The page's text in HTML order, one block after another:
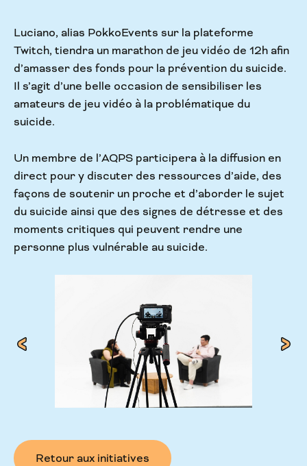
Luciano, alias PokkoEvents sur la plateforme
Twitch, tiendra un marathon de jeu vidéo de 12h afin
d’amasser des fonds pour la prévention du suicide.
Il s’agit d’une belle occasion de sensibiliser les
amateurs de jeu vidéo à la problématique du
suicide.
Un membre de l’AQPS participera à la diffusion en
direct pour y discuter des ressources d’aide, des
façons de soutenir un proche et d’aborder le sujet
du suicide ainsi que des signes de détresse et des
moments critiques qui peuvent rendre une
personne plus vulnérable au suicide.
Retour aux initiatives